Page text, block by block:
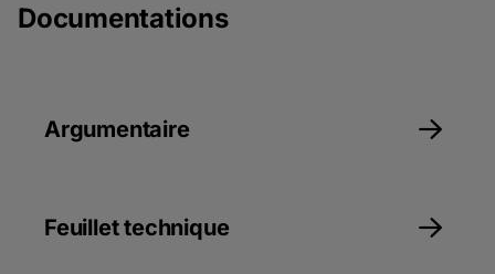
Documentations
Argumentaire
Feuillet technique